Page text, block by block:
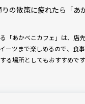
の散策に疲れたら「あ
「あかべこカフェ」は、店
ーツまで楽しめるので、食
る場所としてもおすすめで